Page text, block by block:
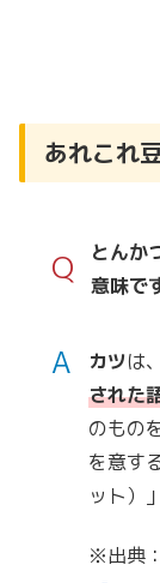
あれこれ
Q
とんか
意味で
A カツは
された
のもの
を意す
ット）
※出典：